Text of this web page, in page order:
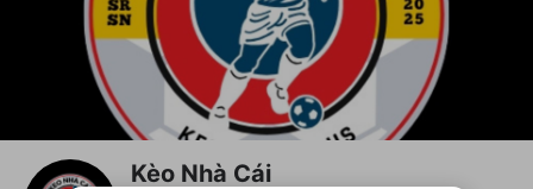
Kèo Nhà Cái
OPENREC.tv アカウントは mellow-fan
アカウントに移行しました。
すでにアカウントをお持ちの方は、ログイ
新規登録
OPENREC.tvアカウントはmellow-fanア
カウントに統合しました。
こちらからOPENREC.tvでログイン中のア
限定コミュニティ参加方法